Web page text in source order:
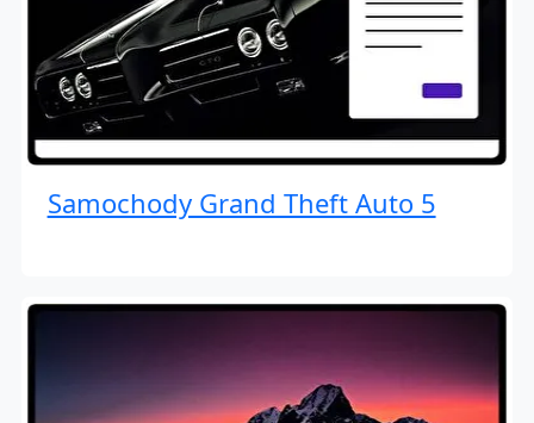
Samochody Grand Theft Auto 5